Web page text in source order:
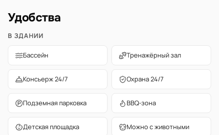
Удобства
В ЗДАНИИ
Бассейн Тренажёрный зал
Консьерж 24/7 Охрана 24/7
Подземная парковка BBQ-зона
Детская площадка Можно с животными